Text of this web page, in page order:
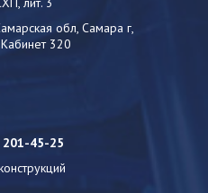
обл, Самара г,
320
201-45-25